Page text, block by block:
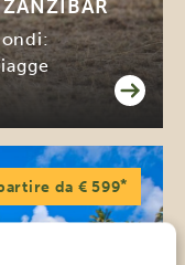
da € 599*